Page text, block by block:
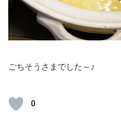
ごちそうさまでした～♪
0